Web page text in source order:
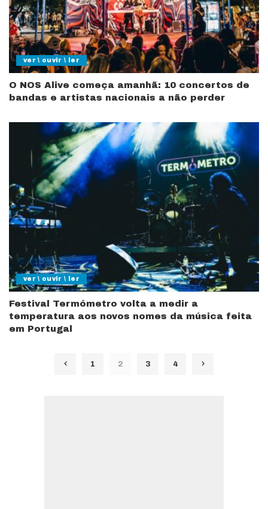
ver \ ouvir \ ler
O NOS Alive começa amanhã: 10 concertos de
bandas e artistas nacionais a não perder
ver \ ouvir \ ler
Festival Termómetro volta a medir a
temperatura aos novos nomes da música feita
em Portugal
1 2 3 4